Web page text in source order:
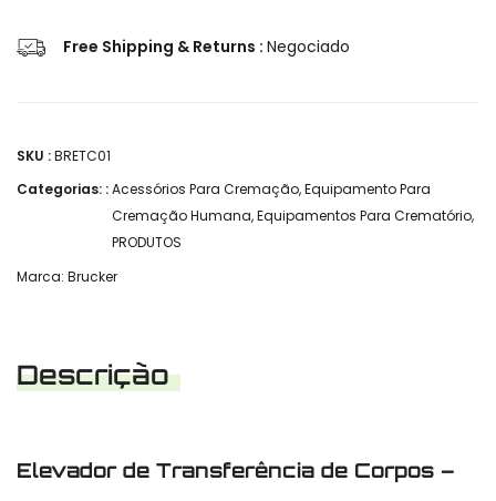
Free Shipping & Returns : Negociado
SKU :BRETC01
Categorias: :Acessórios Para Cremação,Equipamento Para
Cremação Humana,Equipamentos Para Crematório,
PRODUTOS
Marca: Brucker
Descrição
Elevador de Transferência de Corpos –